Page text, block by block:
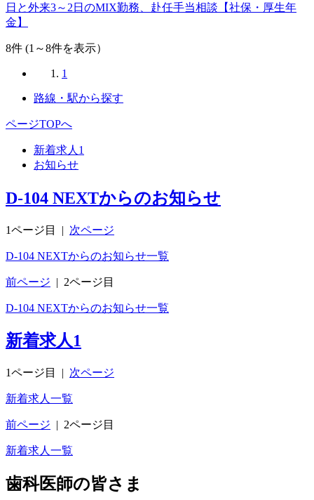
日と外来3～2日のMIX勤務、赴任手当相談【社保・厚生年
金】
8件 (1～8件を表示）
1
路線・駅から探す
ページTOPへ
新着求人 1
お知らせ
D-104 NEXTからのお知らせ
1ページ目 | 次ページ
D-104 NEXTからのお知らせ一覧
前ページ | 2ページ目
D-104 NEXTからのお知らせ一覧
新着求人1
1ページ目 | 次ページ
新着求人一覧
前ページ | 2ページ目
新着求人一覧
歯科医師の皆さま